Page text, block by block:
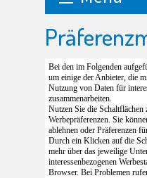
Bei den im Folgenden
um einige der Anbieter, die
Nutzung von Daten für
zusammenarbeiten.
Nutzen Sie die
Werbepräferenzen. Sie
ablehnen oder Präferenzen
Durch ein Klicken auf die
mehr über das jeweilige
interessenbezogenen
Browser. Bei Problemen